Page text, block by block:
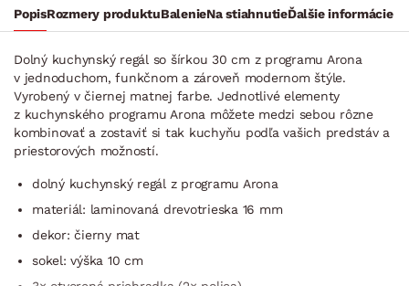
PopisRozmery produktuBalenieNa stiahnutieĎalšie informácie
Dolný kuchynský regál so šírkou 30 cm z programu Arona
v jednoduchom, funkčnom a zároveň modernom štýle.
Vyrobený v čiernej matnej farbe. Jednotlivé elementy
z kuchynského programu Arona môžete medzi sebou rôzne
kombinovať a zostaviť si tak kuchyňu podľa vašich predstáv a
priestorových možností.
dolný kuchynský regál z programu Arona
materiál: laminovaná drevotrieska 16 mm
dekor: čierny mat
sokel: výška 10 cm